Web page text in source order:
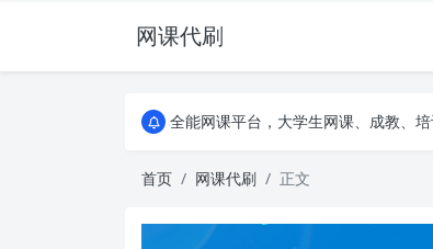
网课代刷
AI论文写作平台，根据真实文献内容生
全能网课平台，大学生网课、成教、
全能网课平台，大学生网课、成教、
首页 网课代刷 正文